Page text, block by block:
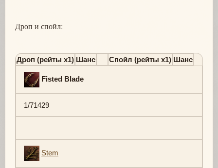
Дроп и спойл:
Дроп (рейты х1) Шанс Спойл (рейты х1) Шанс
Fisted Blade
1/71429
Stem